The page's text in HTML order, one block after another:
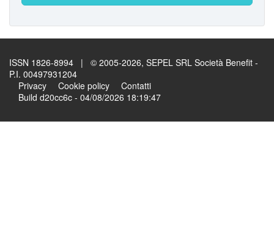
ISSN 1826-8994 | © 2005-2026, SEPEL SRL Società Benefit -
P.I. 00497931204
Privacy
Cookie policy
Contatti
Build d20cc6c - 04/08/2026 18:19:47